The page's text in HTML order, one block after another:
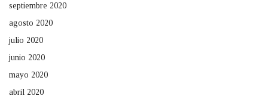
septiembre 2020
agosto 2020
julio 2020
junio 2020
mayo 2020
abril 2020